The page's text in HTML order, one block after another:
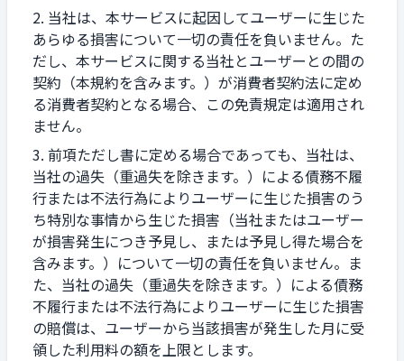
当社は、本サービスに起因してユーザーに生じた
あらゆる損害について一切の責任を負いません。た
だし、本サービスに関する当社とユーザーとの間の
契約（本規約を含みます。）が消費者契約法に定め
る消費者契約となる場合、この免責規定は適用され
ません。
前項ただし書に定める場合であっても、当社は、
当社の過失（重過失を除きます。）による債務不履
行または不法行為によりユーザーに生じた損害のう
ち特別な事情から生じた損害（当社またはユーザー
が損害発生につき予見し、または予見し得た場合を
含みます。）について一切の責任を負いません。ま
た、当社の過失（重過失を除きます。）による債務
不履行または不法行為によりユーザーに生じた損害
の賠償は、ユーザーから当該損害が発生した月に受
領した利用料の額を上限とします。